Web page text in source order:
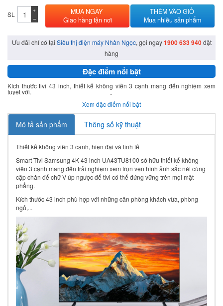
SL −
+
MUA NGAY
Giao hàng tận nơi
THÊM VÀO GIỎ
Mua nhiều sản phẩm
Ưu đãi chỉ có tại Siêu thị điện máy Nhân Ngọc, gọi ngay1900 633 940đặt
hàng
Đặc điểm nổi bật
Kích thước tivi 43 inch, thiết kế không viền 3 cạnh mang đến nghiệm xem
tuyệt vời.
Hình ảnh hiển thị nâng cao màu sắc chân thực hơn qua công nghệ Crystal
Display và công nghệ UHD Dimming.
Nâng chất lượng hình ảnh lên gần chuẩn 4K với bộ xử lý Crystal 4K.
Hệ điều hành Tizen OS có giao diện thân thiện và kho ứng dụng đa dạng.
Điều khiển tivi thông minh bằng điện thoại qua ứng dụng SmartThings.
và Airplay 2.
Xem đặc điểm nổi bật
Mô tả sản phẩm Thông số kỹ thuật
Thiết kế không viền 3 cạnh, hiện đại và tinh tế
Smart Tivi Samsung 4K 43 inch UA43TU8100 sở hữu thiết kế không
viền 3 cạnh mang đến trải nghiệm xem trọn vẹn hình ảnh sắc nét cùng
cặp chân đế chữ V úp ngược để tivi có thể đứng vững trên mọi mặt
phẳng.
Kích thước 43 inch phù hợp với những căn phòng khách vừa, phòng
ngủ,...